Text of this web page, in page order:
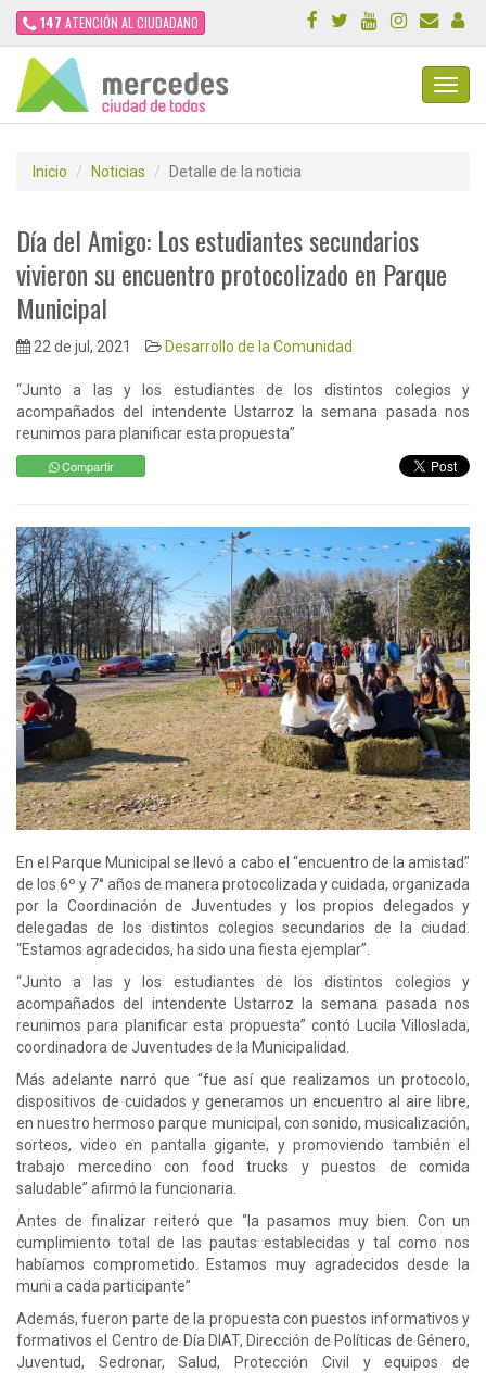
147 ATENCIÓN AL CIUDADANO
Inicio Noticias Detalle de la noticia
Día del Amigo: Los estudiantes secundarios
vivieron su encuentro protocolizado en Parque
Municipal
22 de jul, 2021 Desarrollo de la Comunidad
“Junto a las y los estudiantes de los distintos colegios y
acompañados del intendente Ustarroz la semana pasada nos
reunimos para planificar esta propuesta”
Compartir
En el Parque Municipal se llevó a cabo el “encuentro de la amistad”
de los 6º y 7° años de manera protocolizada y cuidada, organizada
por la Coordinación de Juventudes y los propios delegados y
delegadas de los distintos colegios secundarios de la ciudad.
“Estamos agradecidos, ha sido una fiesta ejemplar”.
“Junto a las y los estudiantes de los distintos colegios y
acompañados del intendente Ustarroz la semana pasada nos
reunimos para planificar esta propuesta” contó Lucila Villoslada,
coordinadora de Juventudes de la Municipalidad.
Más adelante narró que “fue así que realizamos un protocolo,
dispositivos de cuidados y generamos un encuentro al aire libre,
en nuestro hermoso parque municipal, con sonido, musicalización,
sorteos, video en pantalla gigante, y promoviendo también el
trabajo mercedino con food trucks y puestos de comida
saludable” afirmó la funcionaria.
Antes de finalizar reiteró que “la pasamos muy bien. Con un
cumplimiento total de las pautas establecidas y tal como nos
habíamos comprometido. Estamos muy agradecidos desde la
muni a cada participante”
Además, fueron parte de la propuesta con puestos informativos y
formativos el Centro de Día DIAT, Dirección de Políticas de Género,
Juventud, Sedronar, Salud, Protección Civil y equipos de